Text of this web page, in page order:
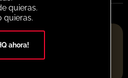
DE FÚTBOL DEL AÑO 2025
quieras.
quieras.
ahora!